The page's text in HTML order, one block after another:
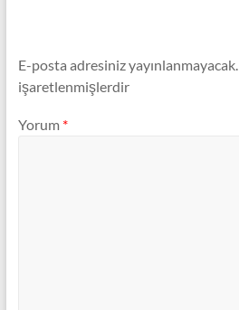
E-posta adresiniz yayınlanmayacak.
işaretlenmişlerdir
Yorum *